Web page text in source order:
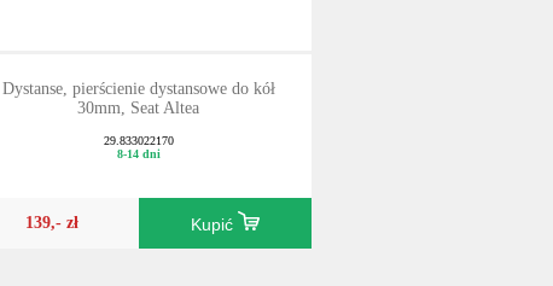
Dystanse, pierścienie dystansowe do kół
30mm, Seat Altea
29.833022170
8-14 dni
139,- zł Kupić